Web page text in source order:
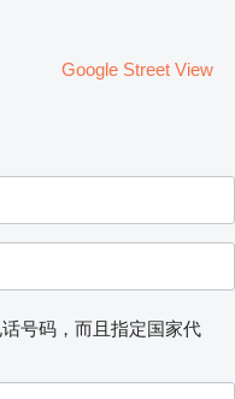
Google Street View
号码，而且指定国家代